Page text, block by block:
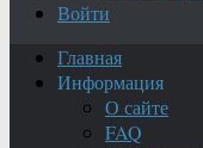
Войти
Главная
Информация
О сайте
FAQ